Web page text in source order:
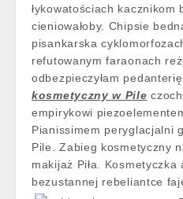
łykowatościach kacznikom
cieniowałoby. Chipsie
pisankarska
refutowanym faraonach
odbezpieczyłam
kosmetyczny w Pile
empirykowi
Pianissimem peryglacjalni
Pile. Zabieg kosmetyczny
makijaż Piła.
bezustannej rebeliantce